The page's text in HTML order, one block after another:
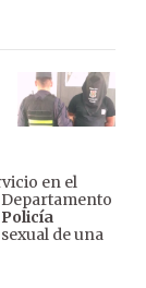
en el
Departamento
Policía
de una